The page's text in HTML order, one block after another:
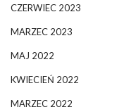
CZERWIEC 2023
MARZEC 2023
MAJ 2022
KWIECIEŃ 2022
MARZEC 2022